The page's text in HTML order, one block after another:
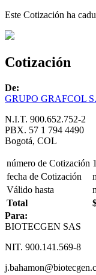
Este Cotización ha
Cotización
De:
GRUPO GRAFCOL
N.I.T. 900.652.752-2
PBX. 57 1 794 4490
Bogotá, COL
número de Cotización
fecha de Cotización
Válido hasta
Total
Para:
BIOTECGEN SAS
NIT. 900.141.569-8